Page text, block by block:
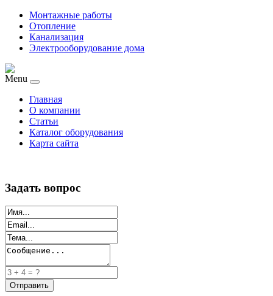
Монтажные работы
Отопление
Канализация
Электрооборудование дома
Menu
Главная
О компании
Статьи
Каталог оборудования
Карта сайта
Задать вопрос